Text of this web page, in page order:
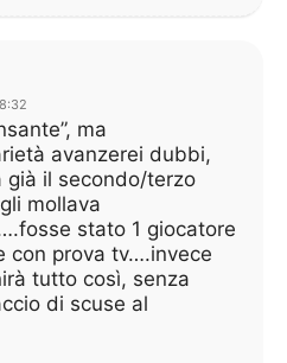
ma
avanzerei dubbi,
già il secondo/terzo
mollava
stato 1 giocatore
con prova tv….invece
tutto così, senza
di scuse al